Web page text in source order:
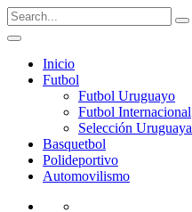
Inicio
Futbol
Futbol Uruguayo
Futbol Internacional
Selección Uruguaya
Basquetbol
Polideportivo
Automovilismo